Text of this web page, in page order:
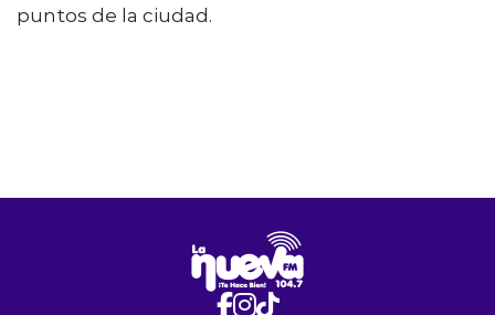
puntos de la ciudad.